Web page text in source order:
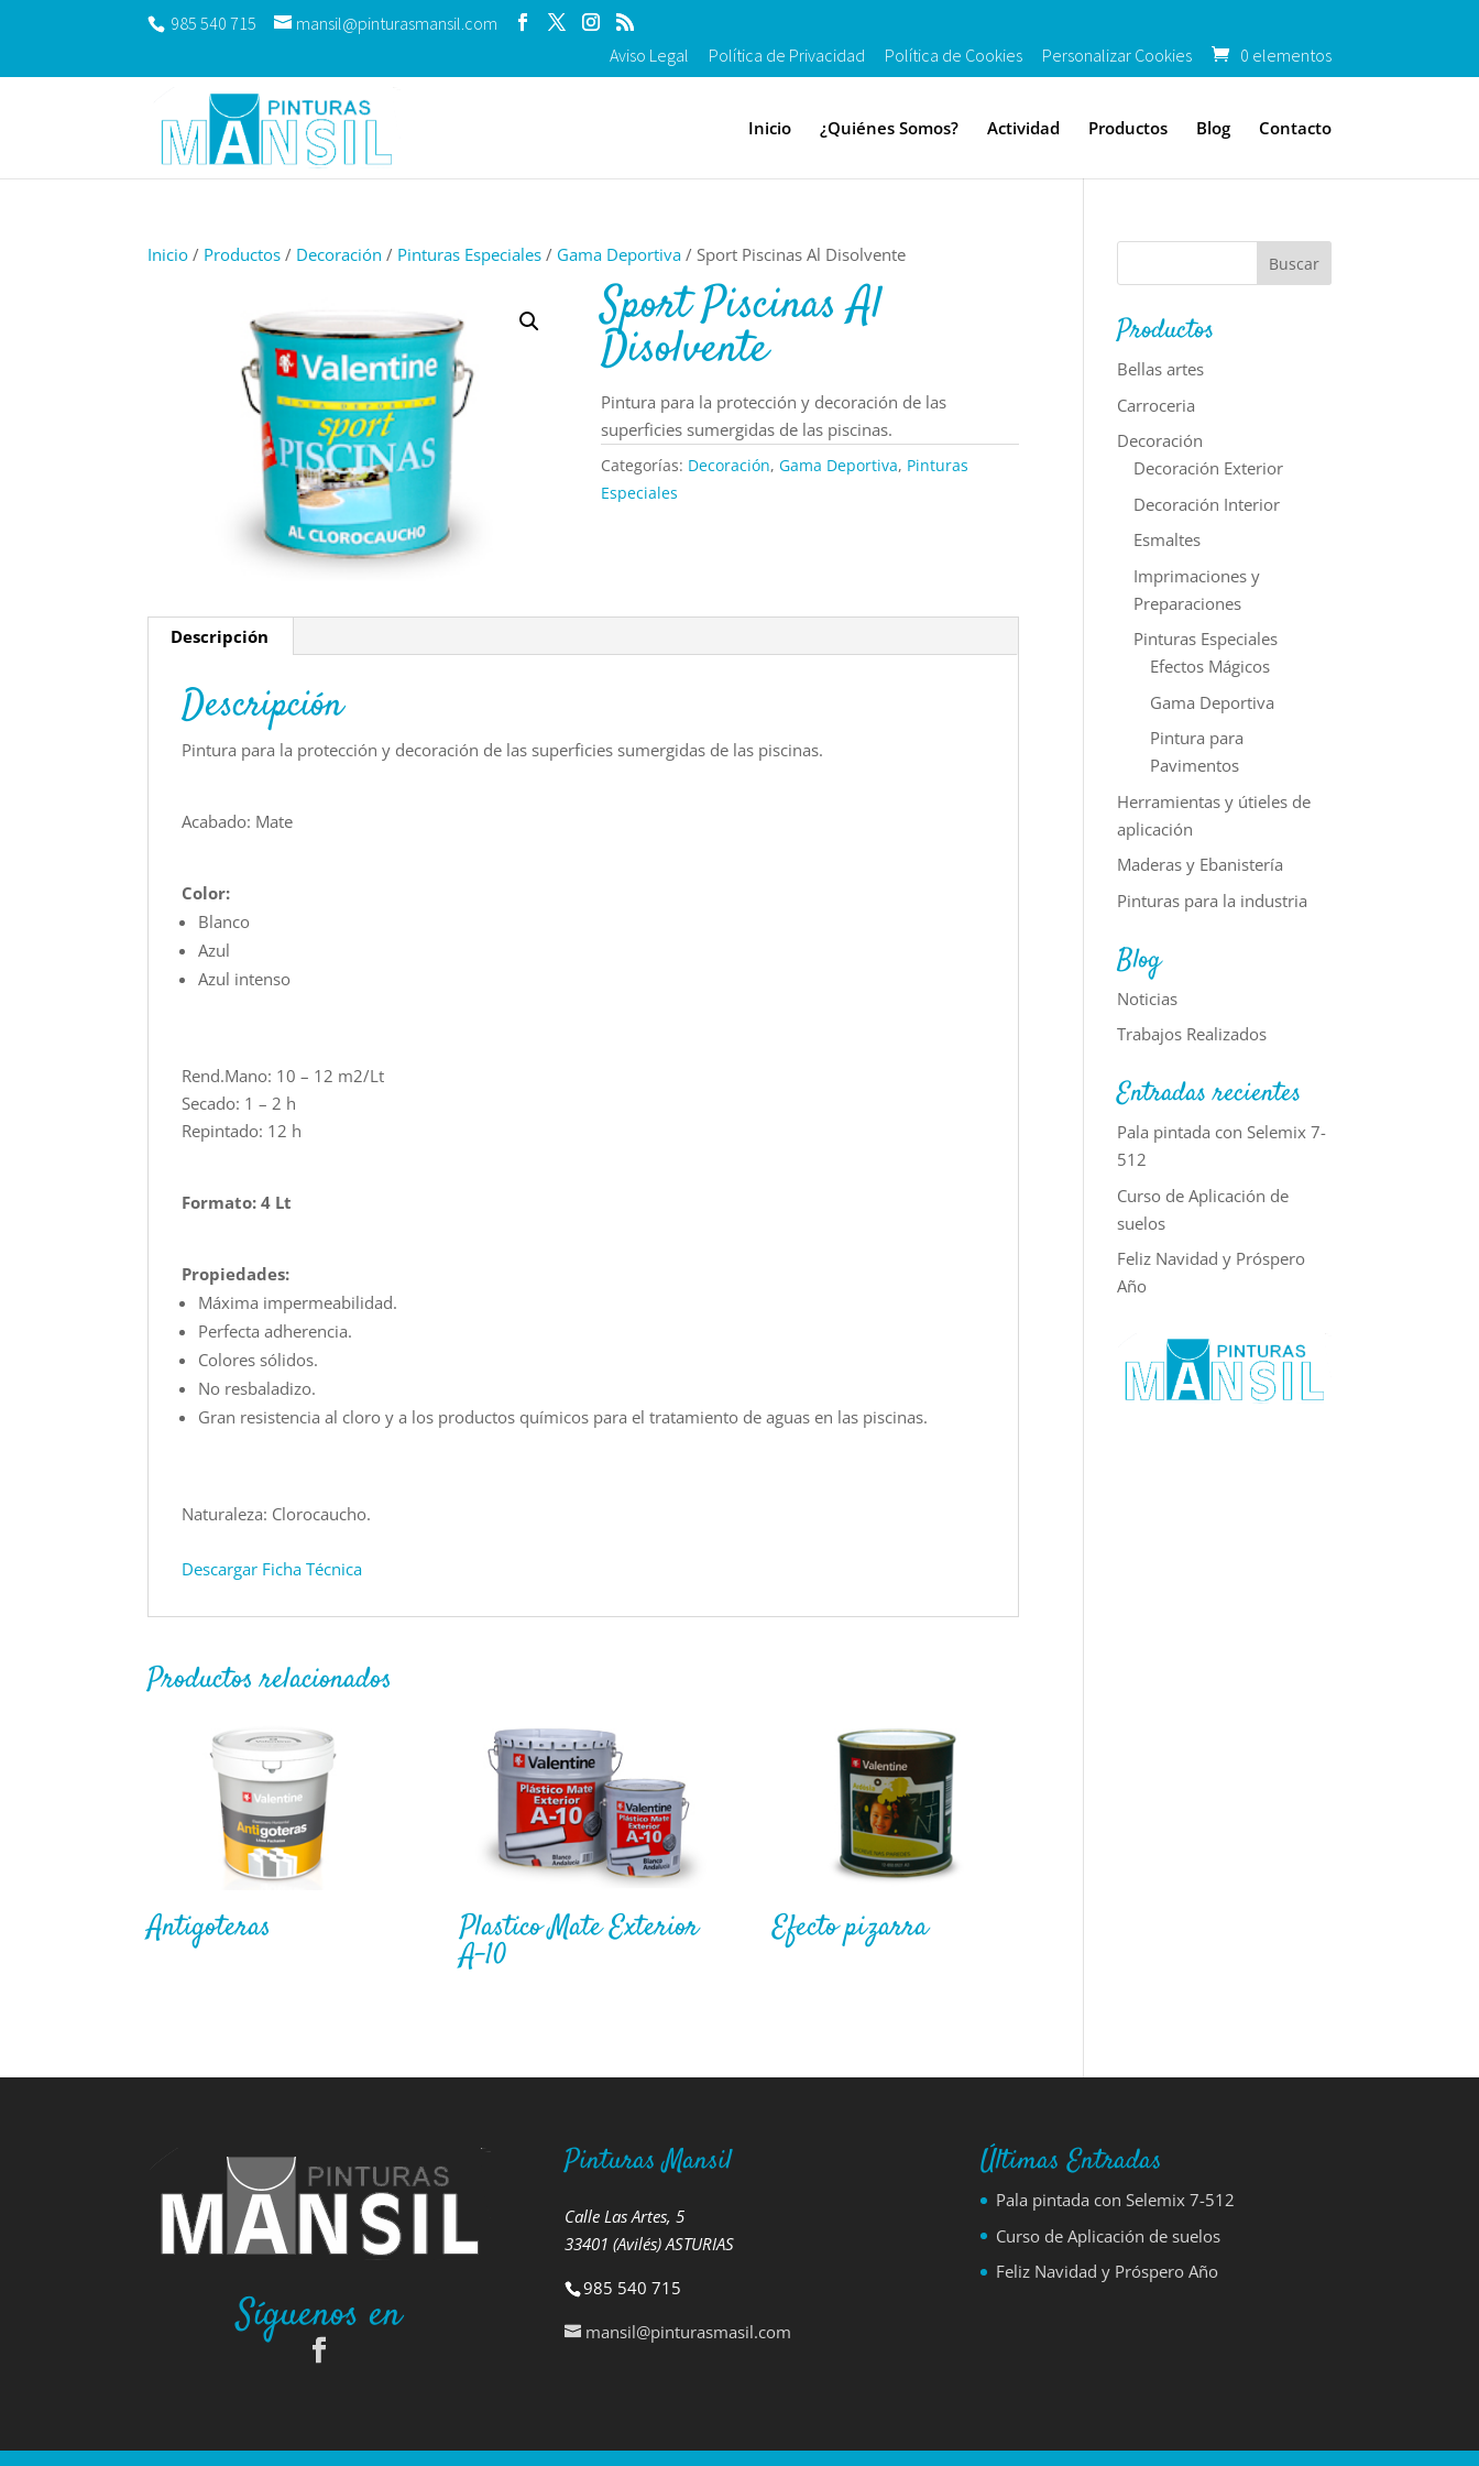
985 540 715
mansil@pinturasmansil.com
Aviso Legal
Política de Privacidad Política de Cookies Personalizar Cookies 0 elementos
Inicio ¿Quiénes Somos? Actividad Productos Blog Contacto
Inicio / Productos / Decoración / Pinturas Especiales / Gama Deportiva / Sport Piscinas Al Disolvente
Sport Piscinas Al
Disolvente
Pintura para la protección y decoración de las
superficies sumergidas de las piscinas.
Categorías: Decoración,Gama Deportiva, Pinturas
Especiales
Descripción
Descripción
Pintura para la protección y decoración de las superficies sumergidas de las piscinas.
Acabado: Mate
Color:
Blanco
Azul
Azul intenso
Rend.Mano: 10 – 12 m2/Lt
Secado: 1 – 2 h
Repintado: 12 h
Formato: 4 Lt
Propiedades:
Máxima impermeabilidad.
Perfecta adherencia.
Colores sólidos.
No resbaladizo.
Gran resistencia al cloro y a los productos químicos para el tratamiento de aguas en las piscinas.
Naturaleza: Clorocaucho.
Descargar Ficha Técnica
Productos relacionados
Antigoteras Plastico Mate Exterior
A-10
Efecto pizarra
Productos
Bellas artes
Carroceria
Decoración
Decoración Exterior
Decoración Interior
Esmaltes
Imprimaciones y
Preparaciones
Pinturas Especiales
Efectos Mágicos
Gama Deportiva
Pintura para
Pavimentos
Herramientas y útieles de
aplicación
Maderas y Ebanistería
Pinturas para la industria
Blog
Noticias
Trabajos Realizados
Entradas recientes
Pala pintada con Selemix 7-
512
Curso de Aplicación de
suelos
Feliz Navidad y Próspero
Año
Síguenos en
Pinturas Mansil
Calle Las Artes, 5
33401 (Avilés) ASTURIAS
985 540 715
mansil@pinturasmasil.com
Últimas Entradas
Pala pintada con Selemix 7-512
Curso de Aplicación de suelos
Feliz Navidad y Próspero Año